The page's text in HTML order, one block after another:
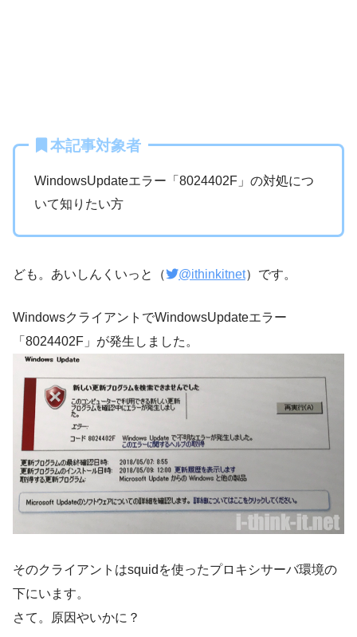
本記事対象者
WindowsUpdateエラー「8024402F」の対処につ
いて知りたい方
ども。あいしんくいっと（ @ithinkitnet）です。
WindowsクライアントでWindowsUpdateエラー
「8024402F」が発生しました。
そのクライアントはsquidを使ったプロキシサーバ環境の
下にいます。
さて。原因やいかに？